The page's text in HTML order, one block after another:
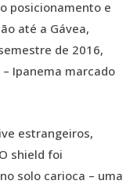
posicionamento e
até a Gávea,
de 2016,
Ipanema marcado
estrangeiros,
shield foi
solo carioca – uma